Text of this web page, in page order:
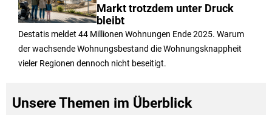
Markt trotzdem unter Druck
bleibt
Destatis meldet 44 Millionen Wohnungen Ende 2025. Warum
der wachsende Wohnungsbestand die Wohnungsknappheit
vieler Regionen dennoch nicht beseitigt.
Unsere Themen im Überblick